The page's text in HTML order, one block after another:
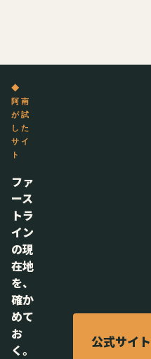
◆
阿南
が試
した
サイ
ト
ファ
ース
トラ
イン
の現
在地
を、
確か
めて
お
く。
公式サイ